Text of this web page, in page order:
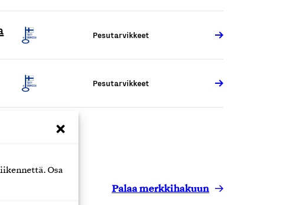
Osa
Pesutarvikkeet
Pesutarvikkeet
Palaa merkkihakuun